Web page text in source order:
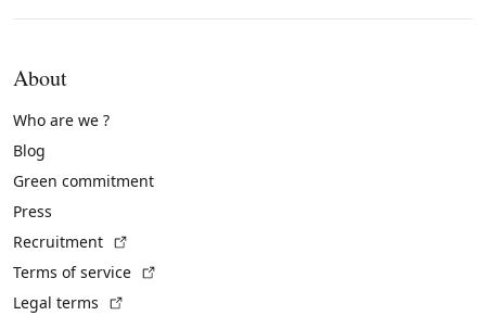
About
Who are we ?
Blog
Green commitment
Press
Recruitment
Terms of service
Legal terms